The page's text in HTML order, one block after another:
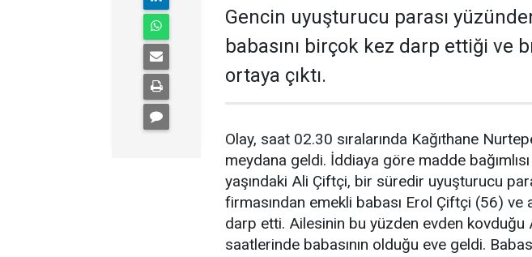
Gencin uyuşturucu parası
babasını birçok kez darp ettiği ve
ortaya çıktı.
Olay, saat 02.30 sıralarında Kağıthane
meydana geldi. İddiaya göre madde
yaşındaki Ali Çiftçi, bir süredir uyuşturucu
firmasından emekli babası Erol Çiftçi (56) ve
darp etti. Ailesinin bu yüzden evden kovduğu
saatlerinde babasının olduğu eve geldi.